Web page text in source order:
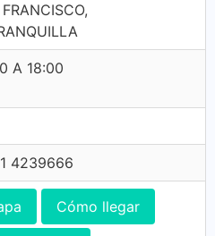
A 18:00
4239666
Cómo llegar